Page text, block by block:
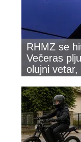
RHMZ se
Večeras
olujni